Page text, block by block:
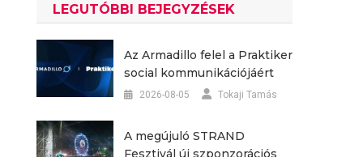
LEGUTÓBBI BEJEGYZÉSEK
Az Armadillo felel a Praktiker
social kommunikációjáért
2026-08-05 Tokaji Tamás
A megújuló STRAND
Fesztivál új szponzorációs